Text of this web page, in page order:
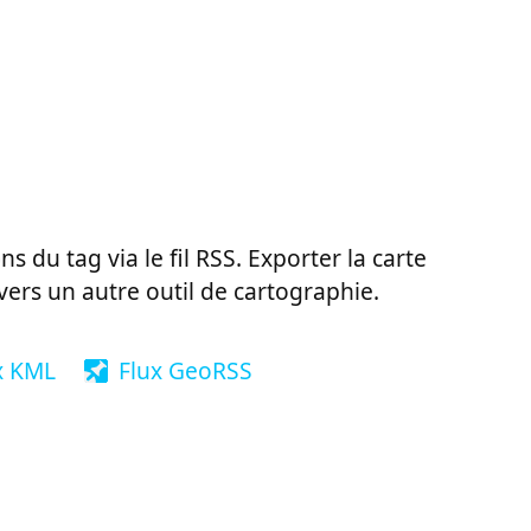
du tag via le fil RSS. Exporter la carte
un autre outil de cartographie.
KML Flux GeoRSS